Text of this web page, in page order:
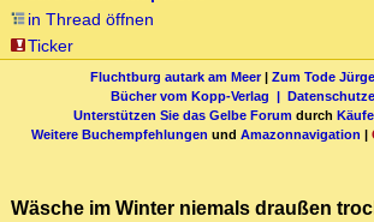
in Thread öffnen
Ticker
Fluchtburg autark am Meer| Zum Tode
Bücher vom Kopp-Verlag |
Unterstützen Sie das Gelbe Forum durch
Weitere Buchempfehlungen und Amazonnavigation |
Wäsche im Winter niemals draußen